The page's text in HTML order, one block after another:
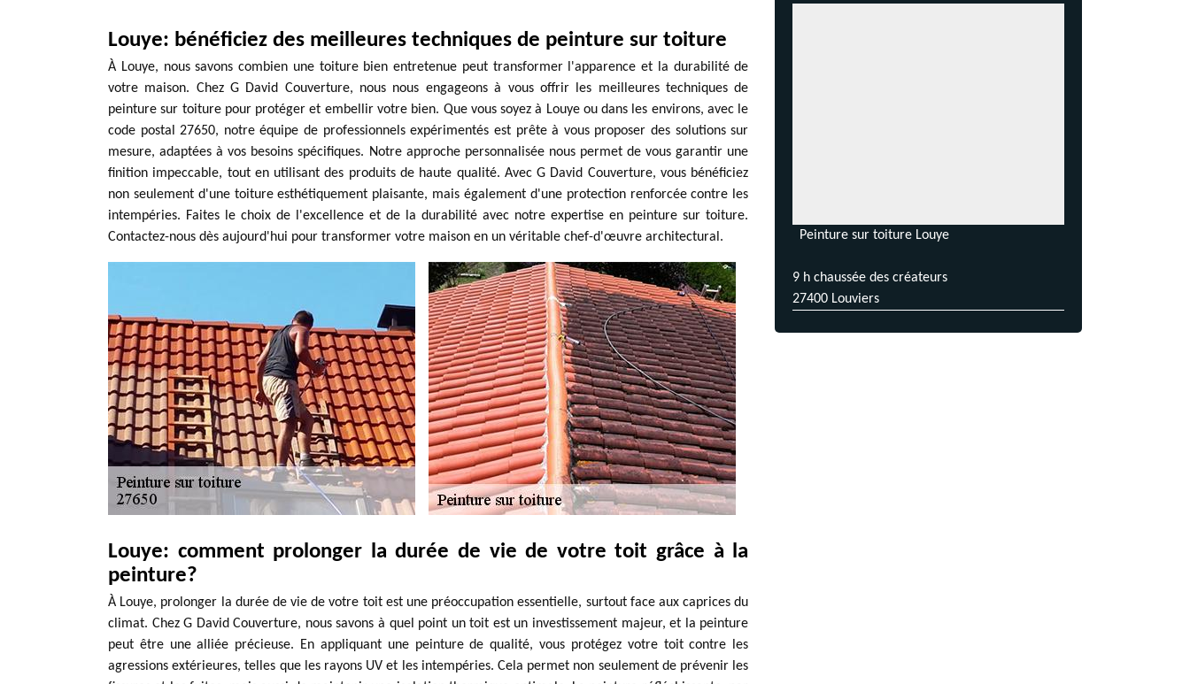
Louye: bénéficiez des meilleures techniques de peinture sur toiture
À Louye, nous savons combien une toiture bien entretenue peut transformer l'apparence et la durabilité de
votre maison. Chez G David Couverture, nous nous engageons à vous offrir les meilleures techniques de
peinture sur toiture pour protéger et embellir votre bien. Que vous soyez à Louye ou dans les environs, avec le
code postal 27650, notre équipe de professionnels expérimentés est prête à vous proposer des solutions sur
mesure, adaptées à vos besoins spécifiques. Notre approche personnalisée nous permet de vous garantir une
finition impeccable, tout en utilisant des produits de haute qualité. Avec G David Couverture, vous bénéficiez
non seulement d'une toiture esthétiquement plaisante, mais également d'une protection renforcée contre les
intempéries. Faites le choix de l'excellence et de la durabilité avec notre expertise en peinture sur toiture.
Contactez-nous dès aujourd'hui pour transformer votre maison en un véritable chef-d'œuvre architectural.
Louye: comment prolonger la durée de vie de votre toit grâce à la
peinture?
À Louye, prolonger la durée de vie de votre toit est une préoccupation essentielle, surtout face aux caprices du
climat. Chez G David Couverture, nous savons à quel point un toit est un investissement majeur, et la peinture
peut être une alliée précieuse. En appliquant une peinture de qualité, vous protégez votre toit contre les
agressions extérieures, telles que les rayons UV et les intempéries. Cela permet non seulement de prévenir les
Peinture sur toiture Louye
9 h chaussée des créateurs
27400 Louviers